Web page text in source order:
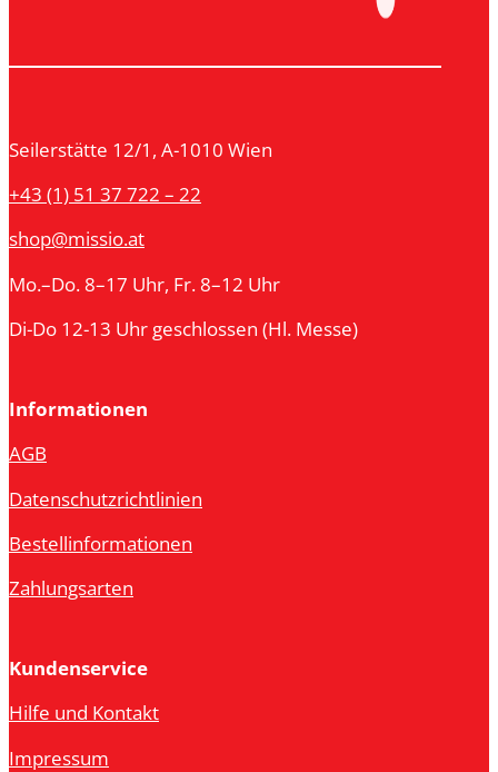
Seilerstätte 12/1, A-1010 Wien
+43 (1) 51 37 722 – 22
shop@missio.at
Mo.–Do. 8–17 Uhr, Fr. 8–12 Uhr
Di-Do 12-13 Uhr geschlossen (Hl. Messe)
Informationen
AGB
Datenschutzrichtlinien
Bestellinformationen
Zahlungsarten
Kundenservice
Hilfe und Kontakt
Impressum